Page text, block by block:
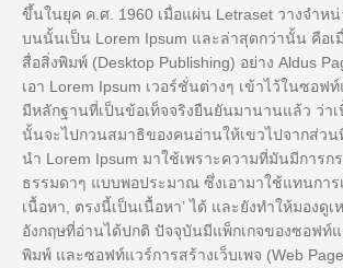
ขึ้นในยุค ค.ศ. 1960 เมื่อแผ่น Letraset วางจำห
บนนั้นเป็น Lorem Ipsum และล่าสุดกว่านั้น คือเ
สื่อสิ่งพิมพ์ (Desktop Publishing) อย่าง Aldus
เอา Lorem Ipsum เวอร์ชั่นต่างๆ เข้าไว้ในซอฟ
มีหลักฐานที่เป็นข้อเท็จจริงยืนยันมานานแล้ว ว่าเ
นั้นจะไปกวนสมาธิของคนอ่านให้เขวไปจากส่วน
นำ Lorem Ipsum มาใช้เพราะความที่มันมีการก
ธรรมดาๆ แบบพอประมาณ ซึ่งเอามาใช้แทนการ
เนื้อหา, ตรงนี้เป็นเนื้อหา’ ได้ และยังทำให้มองดู
อังกฤษที่อ่านได้ปกติ ปัจจุบันมีแพ็กเกจของซอฟท์
พิมพ์ และซอฟท์แวร์การสร้างเว็บเพจ (Web